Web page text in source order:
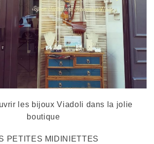
les bijoux Viadoli dans la jolie
boutique
PETITES MIDINIETTES